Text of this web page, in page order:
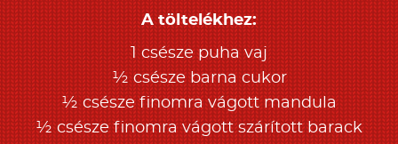
A töltelékhez:
1 csésze puha vaj
½ csésze barna cukor
½ csésze finomra vágott mandula
½ csésze finomra vágott szárított barack